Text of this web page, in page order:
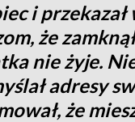
i
że
nie żyje.
adresy
że